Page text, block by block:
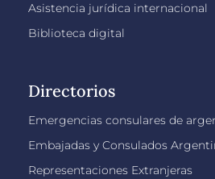
Asistencia jurídica internacional
Biblioteca digital
Directorios
Emergencias consulares de
Embajadas y Consulados
Representaciones Extranjeras